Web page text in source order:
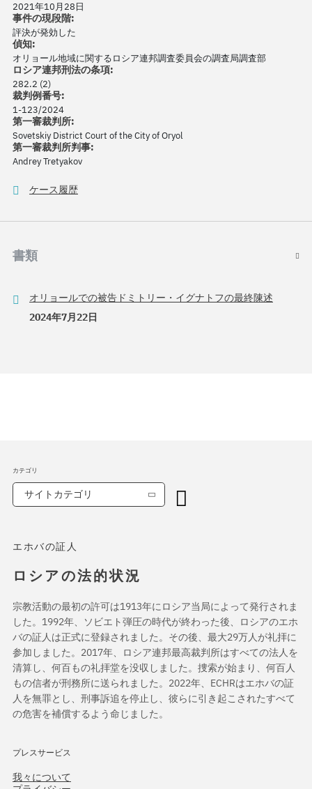
2021年10月28日
事件の現段階:
評決が発効した
偵知:
オリョール地域に関するロシア連邦調査委員会の調査局調査部
ロシア連邦刑法の条項:
282.2 (2)
裁判例番号:
1-123/2024
第一審裁判所:
Sovetskiy District Court of the City of Oryol
第一審裁判所判事:
Andrey Tretyakov
ケース履歴
書類
オリョールでの被告ドミトリー・イグナトフの最終陳述
2024年7月22日
エホバの証人
ロシアの法的状況
宗教活動の最初の許可は1913年にロシア当局によって発行されま
した。1992年、ソビエト弾圧の時代が終わった後、ロシアのエホ
バの証人は正式に登録されました。その後、最大29万人が礼拝に
参加しました。2017年、ロシア連邦最高裁判所はすべての法人を
清算し、何百もの礼拝堂を没収しました。捜索が始まり、何百人
もの信者が刑務所に送られました。2022年、ECHRはエホバの証
人を無罪とし、刑事訴追を停止し、彼らに引き起こされたすべて
の危害を補償するよう命じました。
プレスサービス
我々について
カテゴリ
サイトカテゴリ